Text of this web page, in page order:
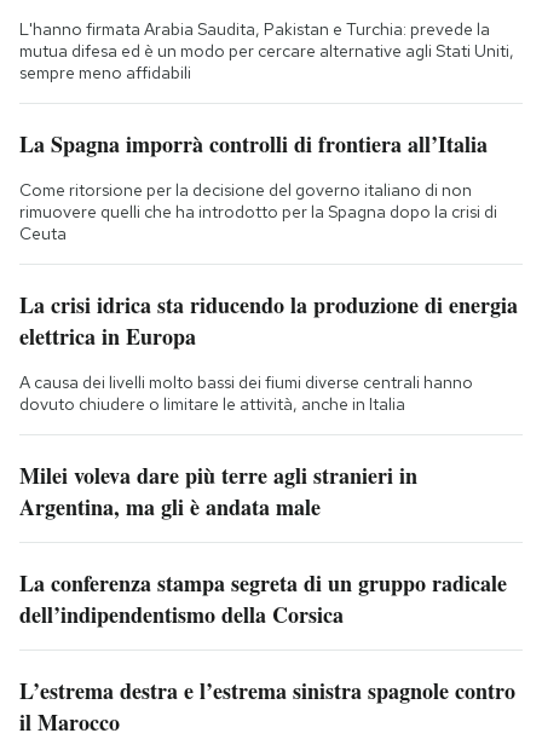
L'hanno firmata Arabia Saudita, Pakistan e Turchia: prevede la
mutua difesa ed è un modo per cercare alternative agli Stati Uniti,
sempre meno affidabili
La Spagna imporrà controlli di frontiera all’Italia
Come ritorsione per la decisione del governo italiano di non
rimuovere quelli che ha introdotto per la Spagna dopo la crisi di
Ceuta
La crisi idrica sta riducendo la produzione di energia
elettrica in Europa
A causa dei livelli molto bassi dei fiumi diverse centrali hanno
dovuto chiudere o limitare le attività, anche in Italia
Milei voleva dare più terre agli stranieri in
Argentina, ma gli è andata male
La conferenza stampa segreta di un gruppo radicale
dell’indipendentismo della Corsica
L’estrema destra e l’estrema sinistra spagnole contro
il Marocco